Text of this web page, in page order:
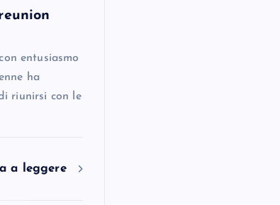
entusiasmo
ha
riunirsi con le
a leggere